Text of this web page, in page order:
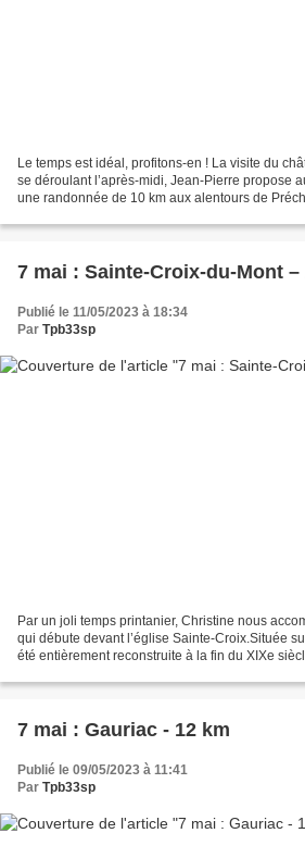
Le temps est idéal, profitons-en ! La visite du
se déroulant l’après-midi, Jean-Pierre propose
une randonnée de 10 km aux alentours de
7 mai : Sainte-Croix-du-Mont –
Publié le 11/05/2023 à 18:34
Par Tpb33sp
Par un joli temps printanier, Christine nous
qui débute devant l’église Sainte-Croix.Située
été entièrement reconstruite à la fin du XIXe
7 mai : Gauriac - 12 km
Publié le 09/05/2023 à 11:41
Par Tpb33sp